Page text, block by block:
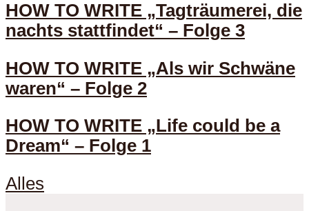
HOW TO WRITE „Tagträumerei, die
nachts stattfindet“ – Folge 3
HOW TO WRITE „Als wir Schwäne
waren“ – Folge 2
HOW TO WRITE „Life could be a
Dream“ – Folge 1
Alles